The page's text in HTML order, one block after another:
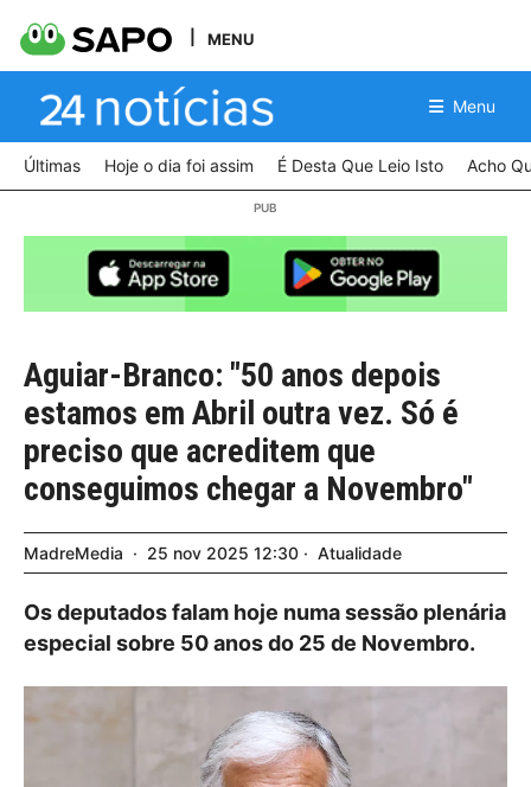
MENU
Menu
Últimas Hoje o dia foi assim É Desta Que Leio Isto Acho
Aguiar-Branco: "50 anos depois
estamos em Abril outra vez. Só é
preciso que acreditem que
conseguimos chegar a Novembro"
MadreMedia 25 nov 2025 12:30 Atualidade
Os deputados falam hoje numa sessão plenária
especial sobre 50 anos do 25 de Novembro.